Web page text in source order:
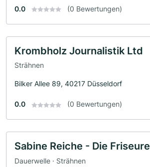
0.0 (0 Bewertungen)
Krombholz Journalistik Ltd
Strähnen
Bilker Allee 89, 40217 Düsseldorf
0.0 (0 Bewertungen)
Sabine Reiche - Die Friseure
Dauerwelle · Strähnen